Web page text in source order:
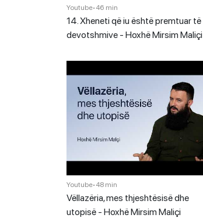
Youtube• 46 min
14. Xheneti që iu është premtuar të
devotshmive - Hoxhë Mirsim Maliçi
Youtube• 48 min
Vëllazëria, mes thjeshtësisë dhe
utopisë - Hoxhë Mirsim Maliçi